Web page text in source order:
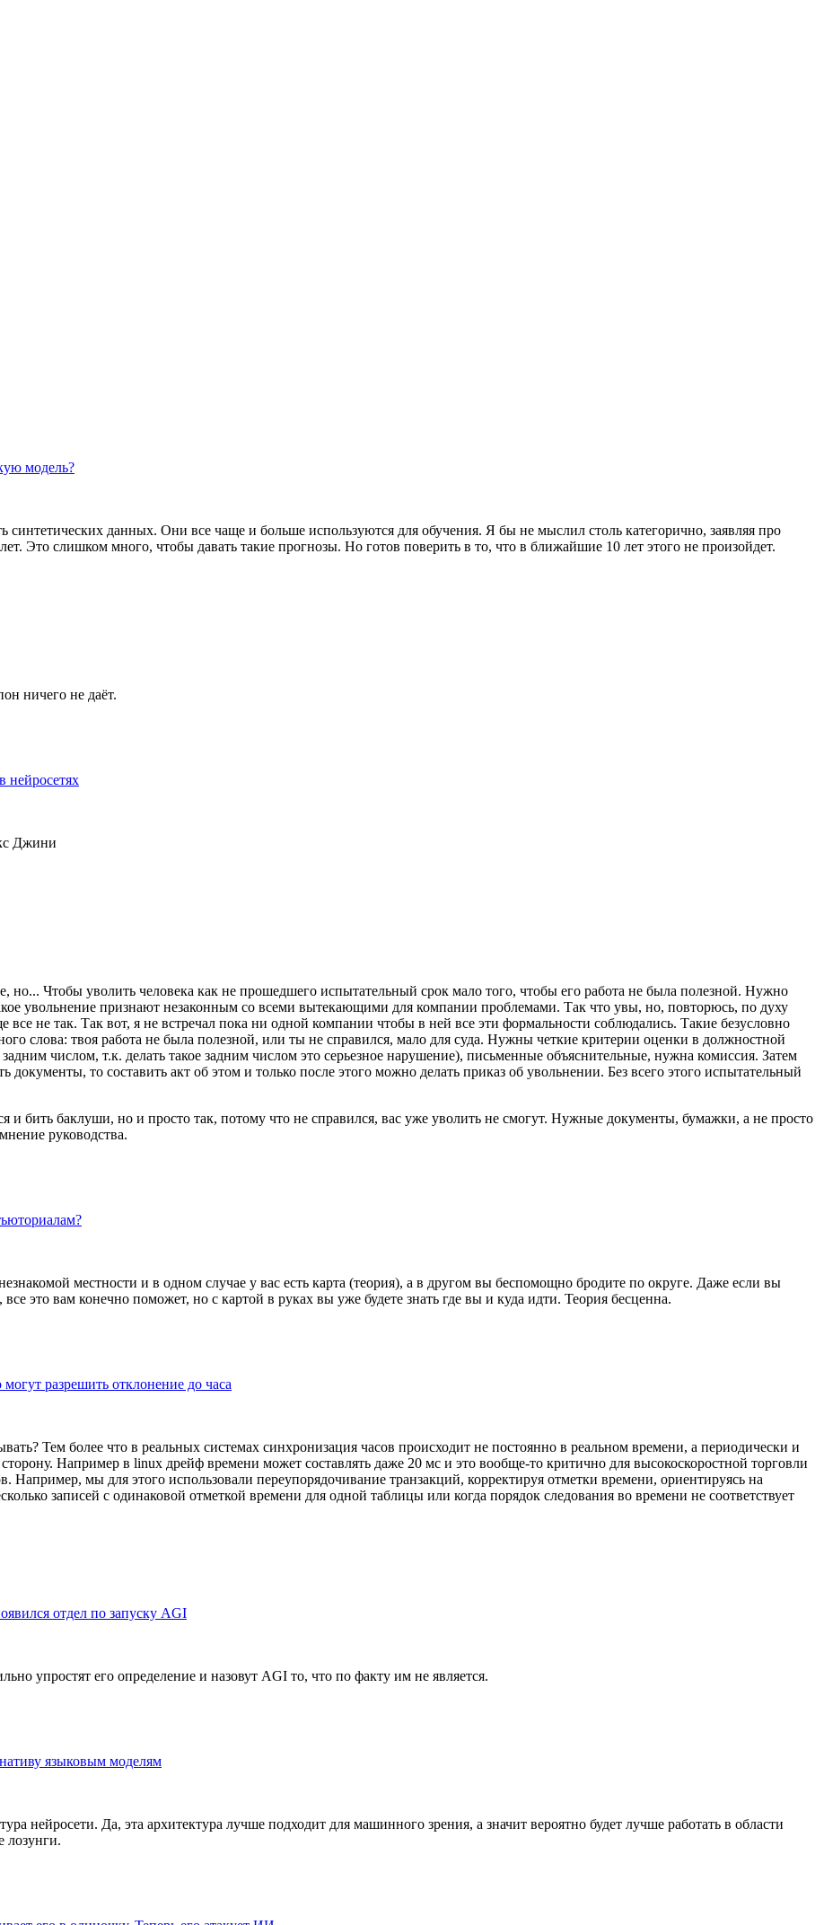
модель?
синтетических данных. Они все чаще и больше используются для обучения. Я бы не мыслил столь категорично, заявляя про
Это слишком много, чтобы давать такие прогнозы. Но готов поверить в то, что в ближайшие 10 лет этого не произойдет.
ничего не даёт.
нейросетях
Джини
Чтобы уволить человека как не прошедшего испытательный срок мало того, чтобы его работа не была полезной. Нужно
увольнение признают незаконным со всеми вытекающими для компании проблемами. Так что увы, но, повторюсь, по духу
все не так. Так вот, я не встречал пока ни одной компании чтобы в ней все эти формальности соблюдались. Такие безусловно
слова: твоя работа не была полезной, или ты не справился, мало для суда. Нужны четкие критерии оценки в должностной
числом, т.к. делать такое задним числом это серьезное нарушение), письменные объяснительные, нужна комиссия. Затем
то составить акт об этом и только после этого можно делать приказ об увольнении. Без всего этого испытательный
и бить баклуши, но и просто так, потому что не справился, вас уже уволить не смогут. Нужные документы, бумажки, а не просто
руководства.
местности и в одном случае у вас есть карта (теория), а в другом вы беспомощно бродите по округе. Даже если вы
это вам конечно поможет, но с картой в руках вы уже будете знать где вы и куда идти. Теория бесценна.
разрешить отклонение до часа
Тем более что в реальных системах синхронизация часов происходит не постоянно в реальном времени, а периодически и
Например в linux дрейф времени может составлять даже 20 мс и это вообще-то критично для высокоскоростной торговли
Например, мы для этого использовали переупорядочивание транзакций, корректируя отметки времени, ориентируясь на
записей с одинаковой отметкой времени для одной таблицы или когда порядок следования во времени не соответствует
отдел по запуску AGI
упростят его определение и назовут AGI то, что по факту им не является.
языковым моделям
нейросети. Да, эта архитектура лучше подходит для машинного зрения, а значит вероятно будет лучше работать в области
лозунги.